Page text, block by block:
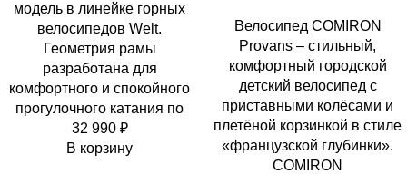
модель в линейке горных
велосипедов Welt.
Геометрия рамы
разработана для
комфортного и спокойного
прогулочного катания по
32 990 ₽
В корзину
Велосипед COMIRON
Provans – стильный,
комфортный городской
детский велосипед с
приставными колёсами и
плетёной корзинкой в стиле
«французской глубинки».
COMIRON